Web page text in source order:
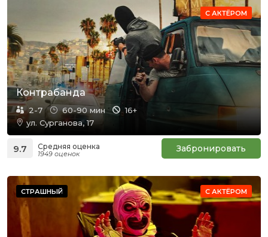
С АКТЁРОМ
Контрабанда
2-7 60-90 мин
16+
ул. Сурганова, 17
9.7 Средняя оценка
1949 оценок Забронировать
С АКТЁРОМ
СТРАШНЫЙ